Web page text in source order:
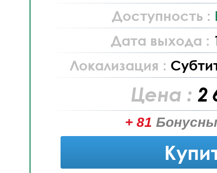
Доступность :
Дата выхода :
Локализация :
Цена : 2
+ 81